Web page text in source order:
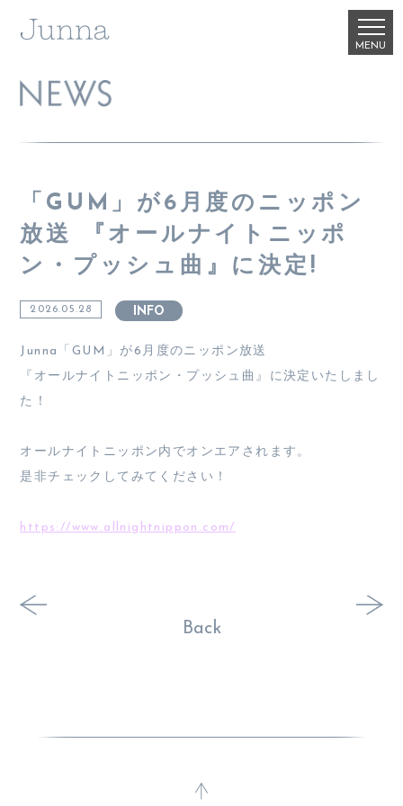
「GUM」が6月度のニッポン
放送 『オールナイトニッポ
ン・プッシュ曲』に決定!
2026.05.28 INFO
Junna「GUM」が6月度のニッポン放送
『オールナイトニッポン・プッシュ曲』に決定いたしまし
た！
オールナイトニッポン内でオンエアされます。
是非チェックしてみてください！
https://www.allnightnippon.com/
Back